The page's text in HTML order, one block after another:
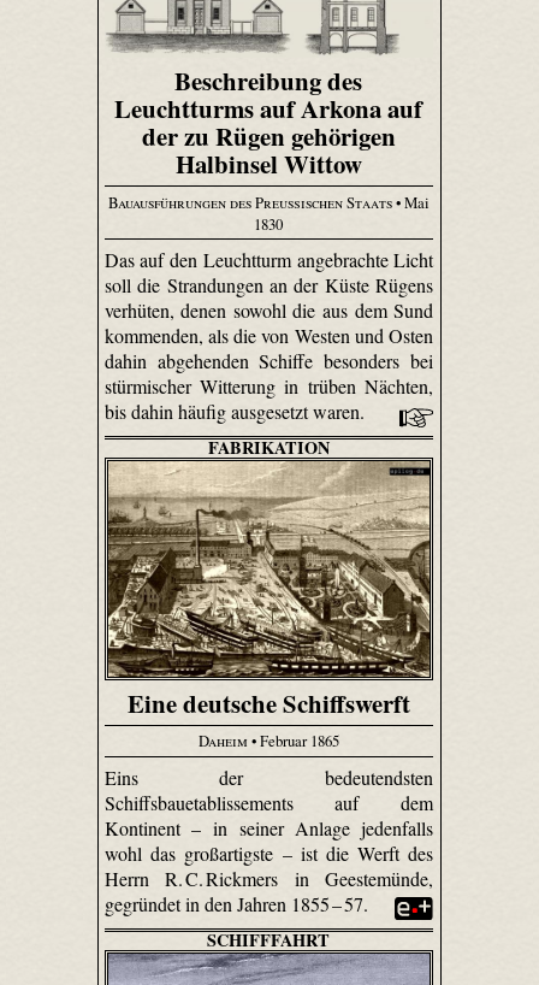
Beschreibung des
Leuchtturms auf Arkona auf
der zu Rügen gehörigen
Halbinsel Wittow
Bauausführungen des Preußischen Staats• Mai
1830
Das auf den Leuchtturm angebrachte Licht
soll die Strandungen an der Küste Rügens
verhüten, denen sowohl die aus dem Sund
kommenden, als die von Westen und Osten
dahin abgehenden Schiffe besonders bei
stürmischer Witterung in trüben Nächten,
bis dahin häufig ausgesetzt waren.
FABRIKATION
Eine deutsche Schiffswerft
Daheim • Februar 1865
Eins der bedeutendsten
Schiffsbauetablissements auf dem
Kontinent – in seiner Anlage jedenfalls
wohl das großartigste – ist die Werft des
Herrn R. C. Rickmers in Geestemünde,
gegründet in den Jahren 1855 – 57.
SCHIFFFAHRT